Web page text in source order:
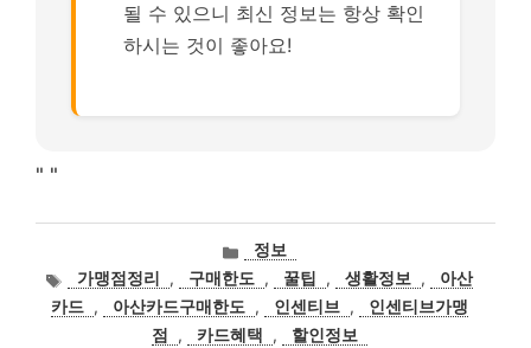
될 수 있으니 최신 정보는 항상 확인
하시는 것이 좋아요!
" "
카
테
고
리
정보
태
그
가맹점정리 , 구매한도 , 꿀팁 , 생활정보 ,
아산
카드 , 아산카드구매한도 , 인센티브 ,
인센티브가맹
점
, 카드혜택 ,
할인정보